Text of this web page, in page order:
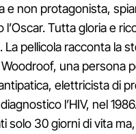
e non protagonista,
l’Oscar. Tutta gloria e
La pellicola racconta la
una persona
elettricista di
l’HIV, nel
solo 30 giorni di vita